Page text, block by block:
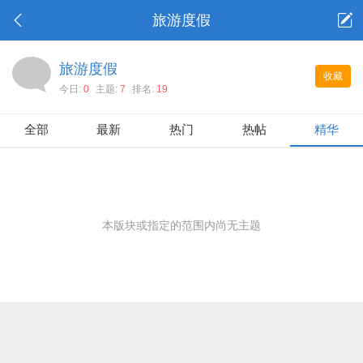
旅游度假
收藏
旅游度假
今日: 0 主题: 7 排名: 19
全部 最新 热门 热帖 精华
本版块或指定的范围内尚无主题